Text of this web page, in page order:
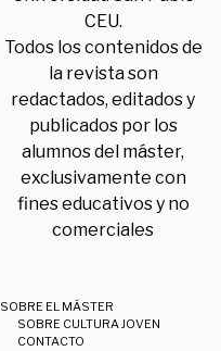
CEU.
Todos los contenidos de
la revista son
redactados, editados y
publicados por los
alumnos del máster,
exclusivamente con
fines educativos y no
comerciales
SOBRE EL MÁSTER
SOBRE CULTURA JOVEN
CONTACTO